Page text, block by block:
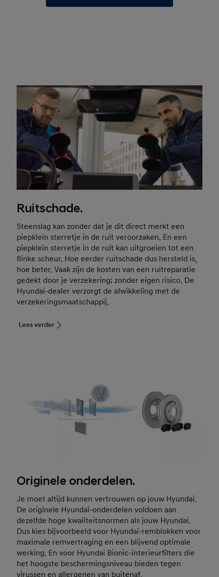
Ruitschade.
Steenslag kan zonder dat je dit direct merkt een
piepklein sterretje in de ruit veroorzaken. En een
piepklein sterretje in de ruit kan uitgroeien tot een
flinke scheur. Hoe eerder ruitschade dus hersteld is,
hoe beter. Vaak zijn de kosten van een ruitreparatie
gedekt door je verzekering; zonder eigen risico. De
Hyundai-dealer verzorgt de afwikkeling met de
verzekeringsmaatschappij.
Lees verder
Originele onderdelen.
Je moet altijd kunnen vertrouwen op jouw Hyundai.
De originele Hyundai-onderdelen voldoen aan
dezelfde hoge kwaliteitsnormen als jouw Hyundai.
Dus kies bijvoorbeeld voor Hyundai-remblokken voor
maximale remvertraging en een blijvend optimale
werking. En voor Hyundai Bionic-interieurfilters die
het hoogste beschermingsniveau bieden tegen
virussen en allergenen van buitenaf.